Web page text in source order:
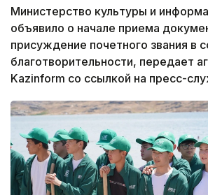
Министерство культуры и
объявило о начале приема
присуждение почетного звания в
благотворительности, передает
Kazinform со ссылкой на пресс-